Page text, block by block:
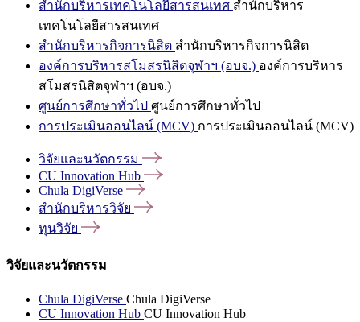
สำนักบริหารเทคโนโลยีสารสนเทศ สำนักบริหาร
เทคโนโลยีสารสนเทศ
สำนักบริหารกิจการนิสิต สำนักบริหารกิจการนิสิต
องค์การบริหารสโมสรนิสิตจุฬาฯ (อบจ.) องค์การบริหาร
สโมสรนิสิตจุฬาฯ (อบจ.)
ศูนย์การศึกษาทั่วไป ศูนย์การศึกษาทั่วไป
การประเมินออนไลน์ (MCV) การประเมินออนไลน์ (MCV)
วิจัยและนวัตกรรม
CU Innovation Hub
Chula DigiVerse
สำนักบริหารวิจัย
ทุนวิจัย
วิจัยและนวัตกรรม
Chula DigiVerse Chula DigiVerse
CU Innovation Hub CU Innovation Hub